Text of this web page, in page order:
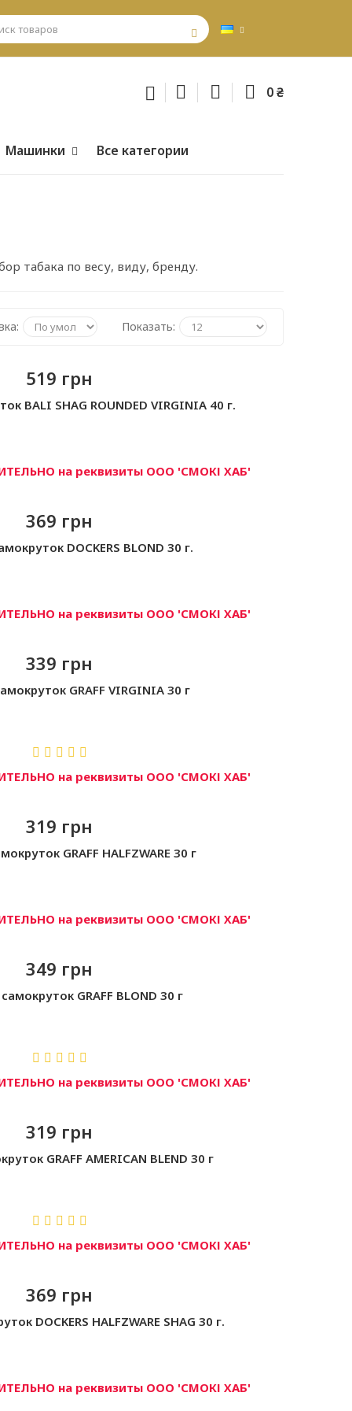
0 ₴
Машинки Все категории
табака по весу, виду, бренду.
Показать:
519 грн
BALI SHAG ROUNDED VIRGINIA 40 г.
на реквизиты ООО 'СМОКІ ХАБ'
369 грн
DOCKERS BLOND 30 г.
на реквизиты ООО 'СМОКІ ХАБ'
339 грн
GRAFF VIRGINIA 30 г
на реквизиты ООО 'СМОКІ ХАБ'
319 грн
GRAFF HALFZWARE 30 г
на реквизиты ООО 'СМОКІ ХАБ'
349 грн
GRAFF BLOND 30 г
на реквизиты ООО 'СМОКІ ХАБ'
319 грн
GRAFF AMERICAN BLEND 30 г
на реквизиты ООО 'СМОКІ ХАБ'
369 грн
DOCKERS HALFZWARE SHAG 30 г.
на реквизиты ООО 'СМОКІ ХАБ'